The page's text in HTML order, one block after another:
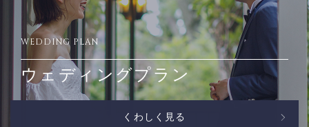
WEDDING PLAN
ウェディングプラン
くわしく見る